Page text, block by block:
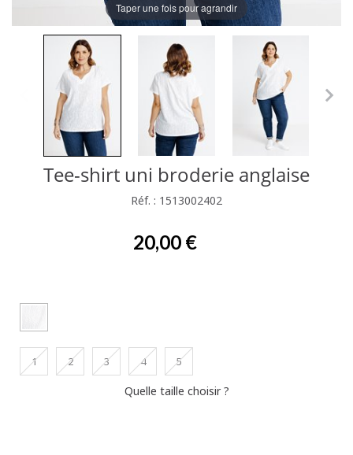
Taper une fois pour agrandir
Tee-shirt uni broderie anglaise
Réf. : 1513002402
20,00 €
1 2 3 4 5
Quelle taille choisir ?